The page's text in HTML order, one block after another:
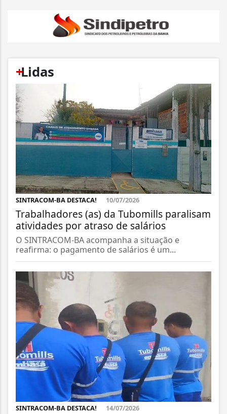
+
Lidas
SINTRACOM-BA DESTACA! 10/07/2026
Trabalhadores (as) da Tubomills paralisam
atividades por atraso de salários
O SINTRACOM-BA acompanha a situação e
reafirma: o pagamento de salários é um...
SINTRACOM-BA DESTACA! 14/07/2026